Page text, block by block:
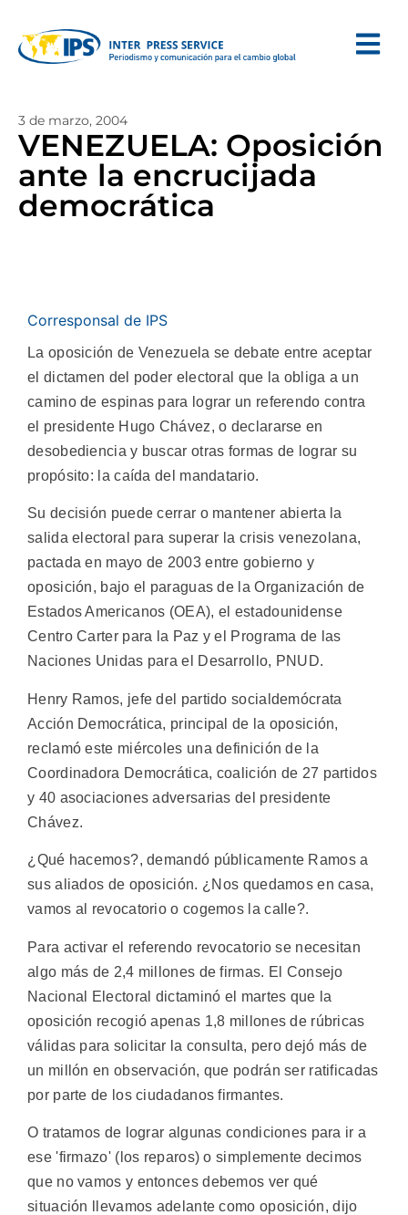
3 de marzo, 2004
VENEZUELA: Oposición
ante la encrucijada
democrática
Corresponsal de IPS
La oposición de Venezuela se debate entre aceptar
el dictamen del poder electoral que la obliga a un
camino de espinas para lograr un referendo contra
el presidente Hugo Chávez, o declararse en
desobediencia y buscar otras formas de lograr su
propósito: la caída del mandatario.
Su decisión puede cerrar o mantener abierta la
salida electoral para superar la crisis venezolana,
pactada en mayo de 2003 entre gobierno y
oposición, bajo el paraguas de la Organización de
Estados Americanos (OEA), el estadounidense
Centro Carter para la Paz y el Programa de las
Naciones Unidas para el Desarrollo, PNUD.
Henry Ramos, jefe del partido socialdemócrata
Acción Democrática, principal de la oposición,
reclamó este miércoles una definición de la
Coordinadora Democrática, coalición de 27 partidos
y 40 asociaciones adversarias del presidente
Chávez.
¿Qué hacemos?, demandó públicamente Ramos a
sus aliados de oposición. ¿Nos quedamos en casa,
vamos al revocatorio o cogemos la calle?.
Para activar el referendo revocatorio se necesitan
algo más de 2,4 millones de firmas. El Consejo
Nacional Electoral dictaminó el martes que la
oposición recogió apenas 1,8 millones de rúbricas
válidas para solicitar la consulta, pero dejó más de
un millón en observación, que podrán ser ratificadas
por parte de los ciudadanos firmantes.
O tratamos de lograr algunas condiciones para ir a
ese 'firmazo' (los reparos) o simplemente decimos
que no vamos y entonces debemos ver qué
situación llevamos adelante como oposición, dijo